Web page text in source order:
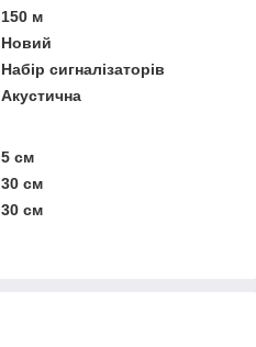
150 м
Новий
Набір сигналізаторів
Акустична
5 см
30 см
30 см